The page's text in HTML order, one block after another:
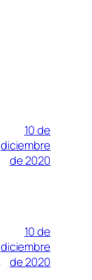
10 de
diciembre
de 2020
10 de
diciembre
de 2020